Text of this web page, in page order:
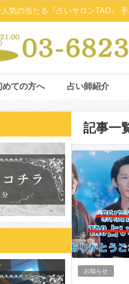
気の当たる『占いサロンTAO』
めての方へ 占い師紹介
記事一
お知らせ